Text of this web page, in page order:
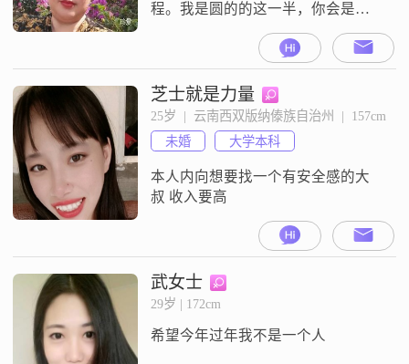
程。我是圆的的这一半，你会是另
芝士就是力量
25岁  |  云南西双版纳傣族自治州  |  157cm
未婚
大学本科
本人内向想要找一个有安全感的大
叔 收入要高
武女士
29岁 | 172cm
希望今年过年我不是一个人